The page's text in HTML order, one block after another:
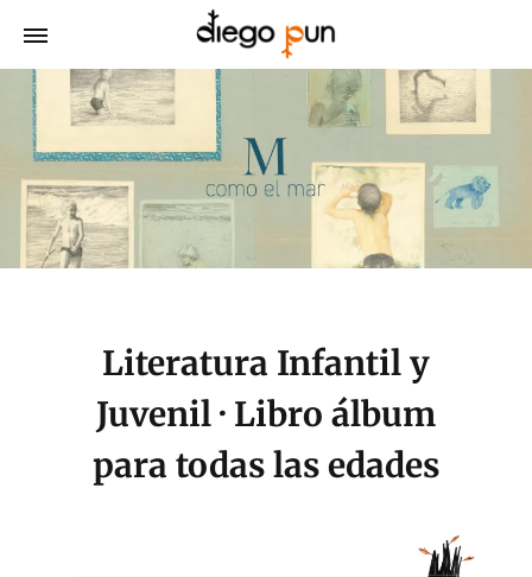
Literatura Infantil y
Juvenil · Libro álbum
para todas las edades